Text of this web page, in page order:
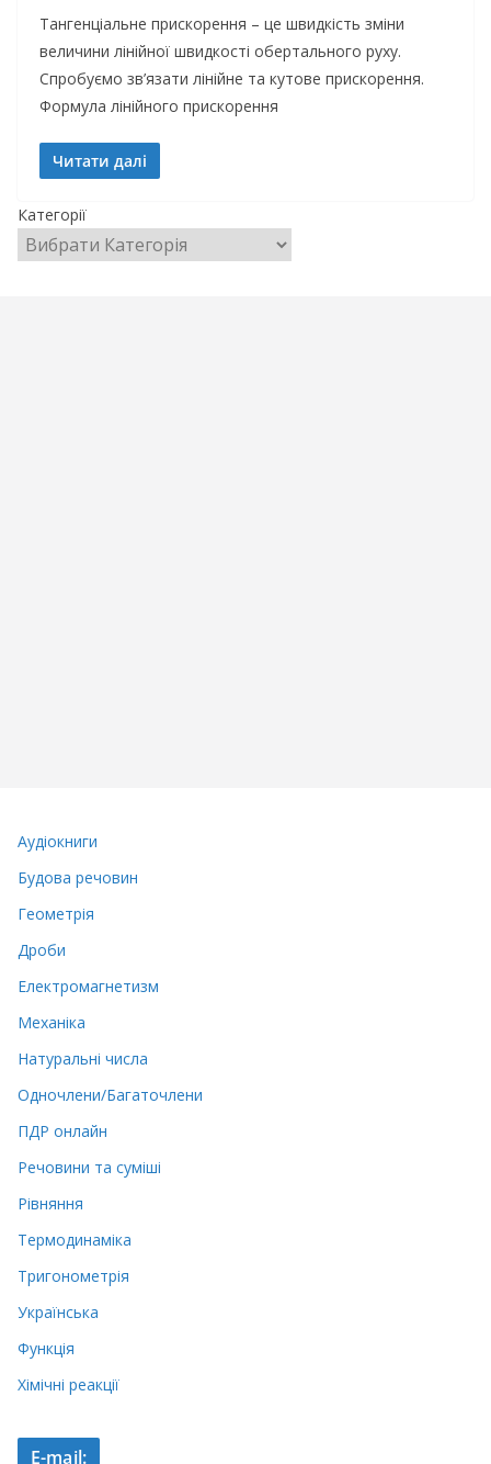
Тангенціальне прискорення – це швидкість зміни
величини лінійної швидкості обертального руху.
Спробуємо зв’язати лінійне та кутове прискорення.
Формула лінійного прискорення
Читати далі
Категорії
Аудіокниги
Будова речовин
Геометрія
Дроби
Електромагнетизм
Механіка
Натуральні числа
Одночлени/Багаточлени
ПДР онлайн
Речовини та суміші
Рівняння
Термодинаміка
Тригонометрія
Українська
Функція
Хімічні реакції
E-mail: